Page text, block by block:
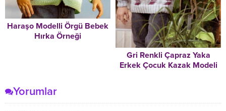
Haraşo Modelli Örgü Bebek
Hırka Örneği
Gri Renkli Çapraz Yaka
Erkek Çocuk Kazak Modeli
Yorumlar